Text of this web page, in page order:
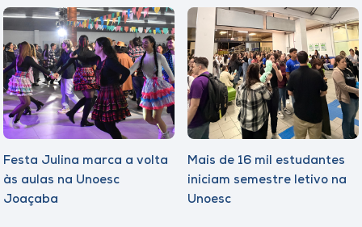
Festa Julina marca a volta
às aulas na Unoesc
Joaçaba
Mais de 16 mil estudantes
iniciam semestre letivo na
Unoesc